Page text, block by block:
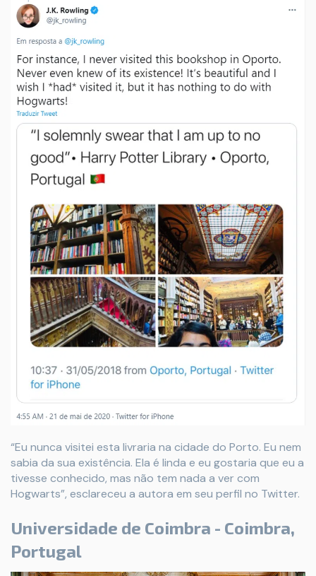
“Eu nunca visitei esta livraria na cidade do Porto. Eu nem
sabia da sua existência. Ela é linda e eu gostaria que eu a
tivesse conhecido, mas não tem nada a ver com
Hogwarts”, esclareceu a autora em seu perfil no Twitter.
Universidade de Coimbra - Coimbra,
Portugal